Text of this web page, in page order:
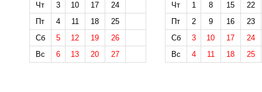
Чт
3 10 17
24
Пт
4 11 18
25
Сб
5 12 19
26
Вс
6 13 20 27
Чт
1 8 15
22
Пт
2 9 16
23
Сб
3 10 17
24
Вс
4 11 18 25